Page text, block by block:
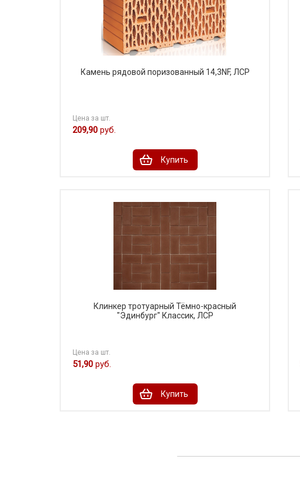
Камень рядовой поризованный 14,3NF, ЛСР
Цена за шт.
209,90 руб.
Купить
Клинкер тротуарный Тёмно-красный
"Эдинбург" Классик, ЛСР
Цена за шт.
51,90 руб.
Купить